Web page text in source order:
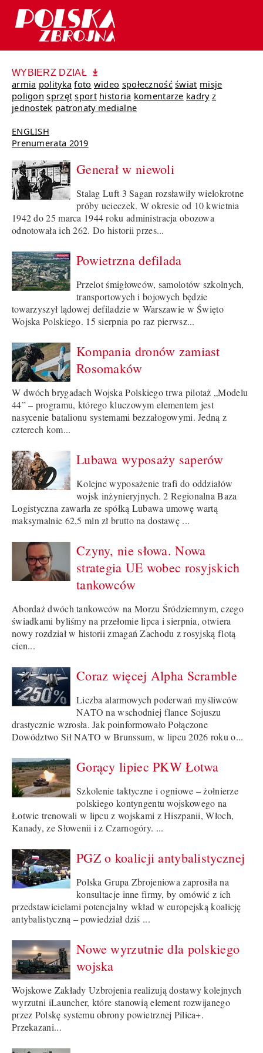
WYBIERZ DZIAŁ
armia polityka foto wideo społeczność świat misje
poligon sprzęt sport historia komentarze kadry z
jednostek patronaty medialne
ENGLISH
Prenumerata 2019
Generał w niewoli
Stalag Luft 3 Sagan rozsławiły wielokrotne
próby ucieczek. W okresie od 10 kwietnia
1942 do 25 marca 1944 roku administracja obozowa
odnotowała ich 262. Do historii przes...
Powietrzna defilada
Przelot śmigłowców, samolotów szkolnych,
transportowych i bojowych będzie
towarzyszył lądowej defiladzie w Warszawie w Święto
Wojska Polskiego. 15 sierpnia po raz pierwsz...
Kompania dronów zamiast
Rosomaków
W dwóch brygadach Wojska Polskiego trwa pilotaż „Modelu
44” – programu, którego kluczowym elementem jest
nasycenie batalionu systemami bezzałogowymi. Jedną z
czterech kom...
Lubawa wyposaży saperów
Kolejne wyposażenie trafi do oddziałów
wojsk inżynieryjnych. 2 Regionalna Baza
Logistyczna zawarła ze spółką Lubawa umowę wartą
maksymalnie 62,5 mln zł brutto na dostawę ...
Czyny, nie słowa. Nowa
strategia UE wobec rosyjskich
tankowców
Abordaż dwóch tankowców na Morzu Śródziemnym, czego
świadkami byliśmy na przełomie lipca i sierpnia, otwiera
nowy rozdział w historii zmagań Zachodu z rosyjską flotą
cien...
Coraz więcej Alpha Scramble
Liczba alarmowych poderwań myśliwców
NATO na wschodniej flance Sojuszu
drastycznie wzrosła. Jak poinformowało Połączone
Dowództwo Sił NATO w Brunssum, w lipcu 2026 roku o...
Gorący lipiec PKW Łotwa
Szkolenie taktyczne i ogniowe – żołnierze
polskiego kontyngentu wojskowego na
Łotwie trenowali w lipcu z wojskami z Hiszpanii, Włoch,
Kanady, ze Słowenii i z Czarnogóry. ...
PGZ o koalicji antybalistycznej
Polska Grupa Zbrojeniowa zaprosiła na
konsultacje inne firmy, by omówić z ich
przedstawicielami potencjalny wkład w europejską koalicję
antybalistyczną – powiedział dziś ...
Nowe wyrzutnie dla polskiego
wojska
Wojskowe Zakłady Uzbrojenia realizują dostawy kolejnych
wyrzutni iLauncher, które stanowią element rozwijanego
przez Polskę systemu obrony powietrznej Pilica+.
Przekazani...